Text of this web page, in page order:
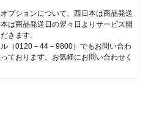
プションについて、西日本は商品発送
は商品発送日の翌々日よりサービス開
きます。
（0120－44－9800）でもお問い合わ
ております。お気軽にお問い合わせく